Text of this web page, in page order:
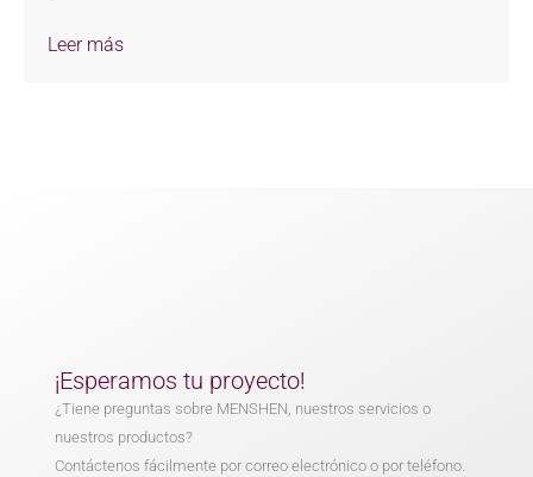
Leer más
¡Esperamos tu proyecto!
¿Tiene preguntas sobre MENSHEN, nuestros servicios o
nuestros productos?
Contáctenos fácilmente por correo electrónico o por teléfono.